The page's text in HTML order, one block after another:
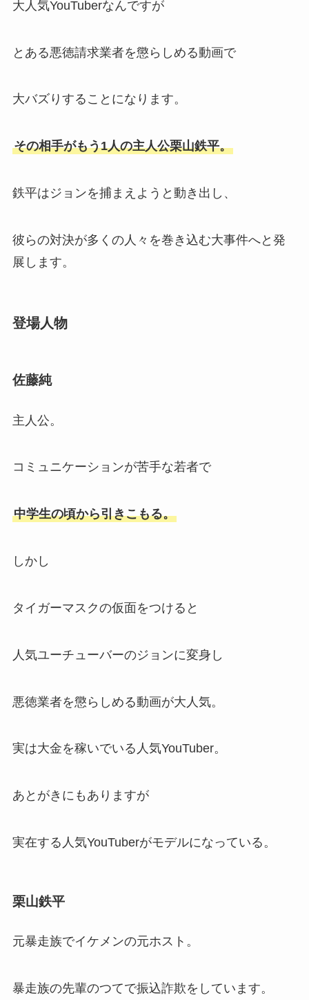
大人気YouTuberなんですが
とある悪徳請求業者を懲らしめる動画で
大バズりすることになります。
その相手がもう1人の主人公栗山鉄平。
鉄平はジョンを捕まえようと動き出し、
彼らの対決が多くの人々を巻き込む大事件へと発
展します。
登場人物
佐藤純
主人公。
コミュニケーションが苦手な若者で
中学生の頃から引きこもる。
しかし
タイガーマスクの仮面をつけると
人気ユーチューバーのジョンに変身し
悪徳業者を懲らしめる動画が大人気。
実は大金を稼いでいる人気YouTuber。
あとがきにもありますが
実在する人気YouTuberがモデルになっている。
栗山鉄平
元暴走族でイケメンの元ホスト。
暴走族の先輩のつてで振込詐欺をしています。